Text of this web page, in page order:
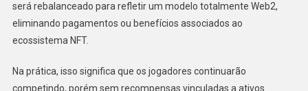
será rebalanceado para refletir um modelo totalmente Web2,
eliminando pagamentos ou benefícios associados ao
ecossistema NFT.
Na prática, isso significa que os jogadores continuarão
competindo, porém sem recompensas vinculadas a ativos